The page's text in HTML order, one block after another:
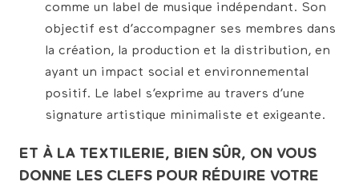
comme un label de musique indépendant. Son
objectif est d’accompagner ses membres dans
la création, la production et la distribution, en
ayant un impact social et environnemental
positif. Le label s’exprime au travers d’une
signature artistique minimaliste et exigeante.
ET À LA TEXTILERIE, BIEN SÛR, ON VOUS
DONNE LES CLEFS POUR RÉDUIRE VOTRE